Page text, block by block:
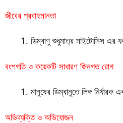
জীবের প্রবাহমানতা
ডিম্বাণু শুধুমাত্র মাইটোসিস এর
বংশগতি ও কয়েকটি সাধারণ জিনগত রোগ
মানুষের ডিম্বানুতে লিঙ্গ
অভিব্যক্তি ও অভিযোজন